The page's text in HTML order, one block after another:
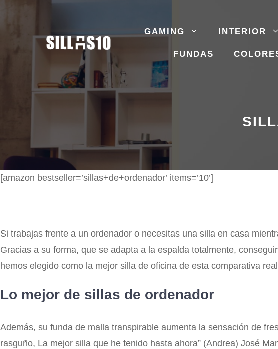
contenido
GAMING INTERIOR
FUNDAS
[amazon bestseller=’sillas+de+ordenador’ items=’10’]
Si trabajas frente a un ordenador o necesitas una silla en casa
Gracias a su forma, que se adapta a la espalda totalmente,
hemos elegido como la mejor silla de oficina de esta comparativa
Lo mejor de sillas de ordenador
Además, su funda de malla transpirable aumenta la sensación de
rasguño, La mejor silla que he tenido hasta ahora” (Andrea) José